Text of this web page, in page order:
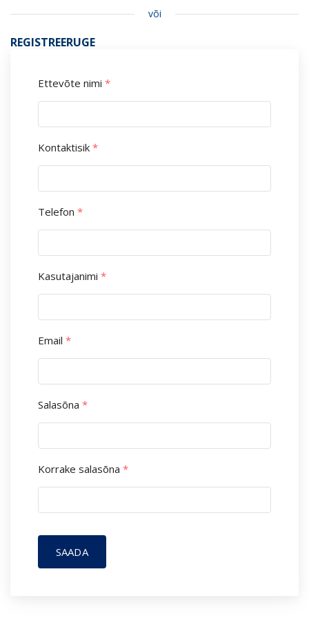
või
REGISTREERUGE
Ettevõte nimi *
Kontaktisik *
Telefon *
Kasutajanimi *
Email *
Salasõna *
Korrake salasõna *
SAADA